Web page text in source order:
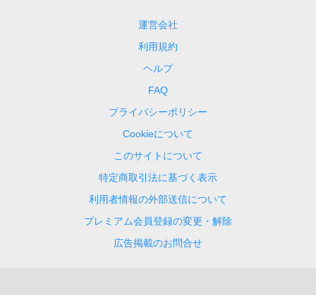
運営会社
利用規約
ヘルプ
FAQ
プライバシーポリシー
Cookieについて
このサイトについて
特定商取引法に基づく表示
利用者情報の外部送信について
プレミアム会員登録の変更・解除
広告掲載のお問合せ